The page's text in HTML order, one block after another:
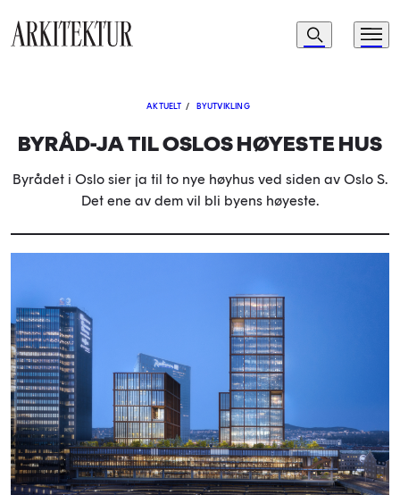
Navigasjon
Søk Meny
AKTUELT / BYUTVIKLING
BYRÅD-JA TIL OSLOS HØYESTE HUS
Byrådet i Oslo sier ja til to nye høyhus ved siden av Oslo S.
Det ene av dem vil bli byens høyeste.